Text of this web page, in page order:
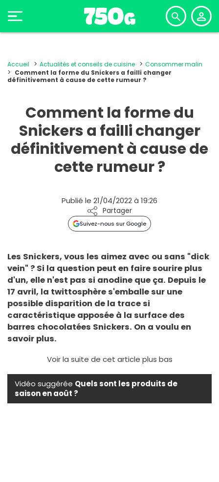
Accueil Actualités et conseils de cuisine
Consommer malin
Comment la forme du Snickers a failli changer
définitivement à cause de cette rumeur ?
Comment la forme du
Snickers a failli changer
définitivement à cause de
cette rumeur ?
Publié le 21/04/2022 à 19:26
Partager
Suivez-nous sur Google
Les Snickers, vous les aimez avec ou sans "dick
vein" ? Si la question peut en faire sourire plus
d'un, elle n'est pas si anodine que ça. Depuis le
17 avril, la twittosphère s'emballe sur une
possible disparition de la trace si
caractéristique apposée à la surface des
barres chocolatées Snickers. On a voulu en
savoir plus.
Voir la suite de cet article plus bas
Vidéo suggérée Quels sont les produits de
saison en août ?